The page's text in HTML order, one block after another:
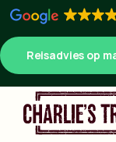
Reisadvies op